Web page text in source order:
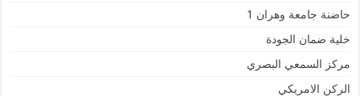
حاضنة جامعة وهران 1
خلية ضمان الجودة
مركز السمعي البصري
الركن الامريكي